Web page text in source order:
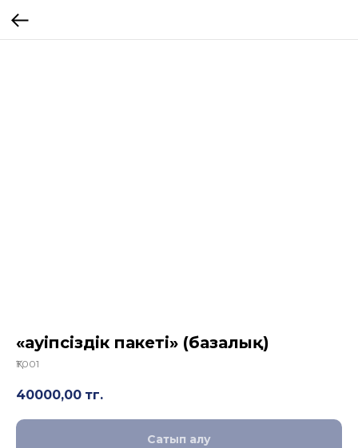
«Қауіпсіздік пакеті» (базалық)
ҚТ001
40000,00 тг.
Сатып алу